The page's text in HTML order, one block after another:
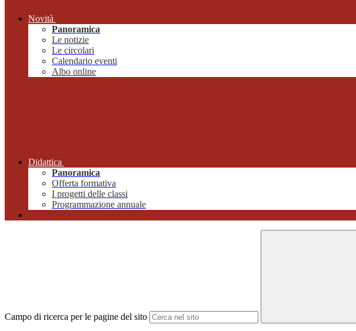
Novità
Panoramica
Le notizie
Le circolari
Calendario eventi
Albo online
Didattica
Panoramica
Offerta formativa
I progetti delle classi
Programmazione annuale
Campo di ricerca per le pagine del sito